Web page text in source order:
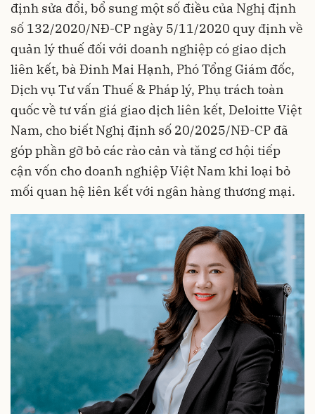
định sửa đổi, bổ sung một số điều của Nghị định
số 132/2020/NĐ-CP ngày 5/11/2020 quy định về
quản lý thuế đối với doanh nghiệp có giao dịch
liên kết, bà Đinh Mai Hạnh, Phó Tổng Giám đốc,
Dịch vụ Tư vấn Thuế & Pháp lý, Phụ trách toàn
quốc về tư vấn giá giao dịch liên kết, Deloitte Việt
Nam, cho biết Nghị định số 20/2025/NĐ-CP đã
góp phần gỡ bỏ các rào cản và tăng cơ hội tiếp
cận vốn cho doanh nghiệp Việt Nam khi loại bỏ
mối quan hệ liên kết với ngân hàng thương mại.